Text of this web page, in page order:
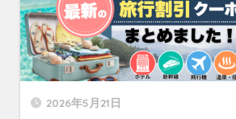
2026年5月21日